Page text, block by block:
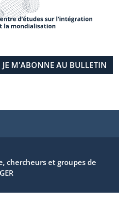
chercheurs et groupes de